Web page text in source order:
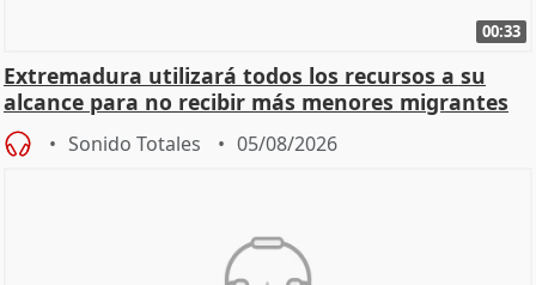
00:33
Extremadura utilizará todos los recursos a su
alcance para no recibir más menores migrantes
Sonido Totales 05/08/2026